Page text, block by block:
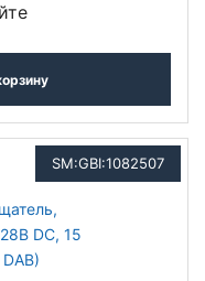
SM:GBI:1082507